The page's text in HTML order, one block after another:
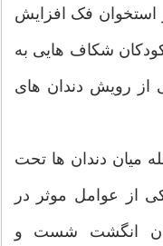
استخوان فک افزایش
کودکان شکاف هایی به
از رویش دندان های
میان دندان ها تحت
از عوامل موثر در
انگشت شست و